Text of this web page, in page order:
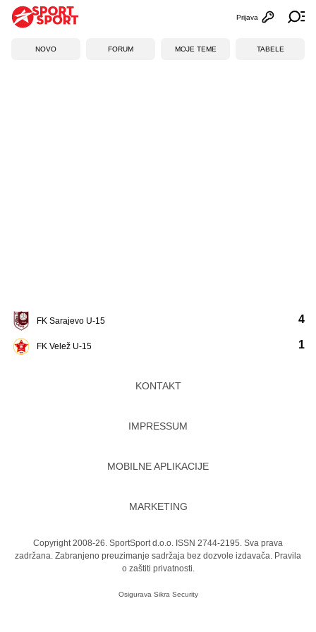
Otvori
Prijava
NOVO FORUM MOJE TEME TABELE
FK Sarajevo U-15
FK Velež U-15
4
1
KONTAKT
IMPRESSUM
MOBILNE APLIKACIJE
MARKETING
Copyright 2008-26. SportSport d.o.o. ISSN 2744-2195. Sva prava
zadržana. Zabranjeno preuzimanje sadržaja bez dozvole izdavača. Pravila
o zaštiti privatnosti.
Osigurava Sikra Security